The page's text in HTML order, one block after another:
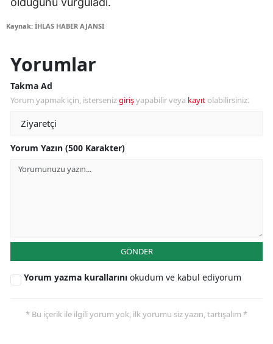
Kaynak: İHLAS HABER AJANSI
Yorumlar
Takma Ad
Yorum yapmak için, istersenizgirişyapabilir veya kayıt olabilirsiniz.
Yorum Yazın (500 Karakter)
GÖNDER
Yorum yazma kurallarını okudum ve kabul ediyorum
* Bu içerik ile ilgili yorum yok, ilk yorumu siz yazın, tartışalım *